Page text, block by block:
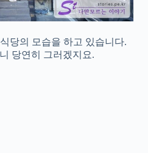
당의 모습을 하고 있습니다.
당연히 그러겠지요.